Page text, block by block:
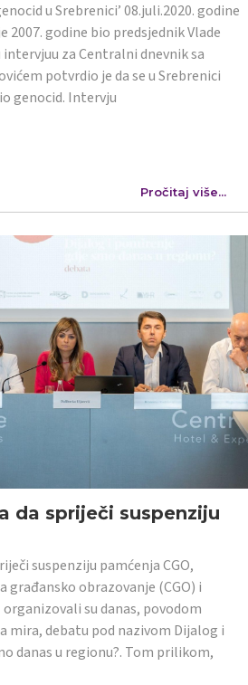
u Srebrenici’ 08.juli.2020. godine
2007. godine bio predsjednik Vlade
intervjuu za Centralni dnevnik sa
potvrdio je da se u Srebrenici
genocid. Intervju
Pročitaj više...
da spriječi suspenziju
suspenziju pamćenja CGO,
građansko obrazovanje (CGO) i
organizovali su danas, povodom
mira, debatu pod nazivom Dijalog i
danas u regionu?. Tom prilikom,